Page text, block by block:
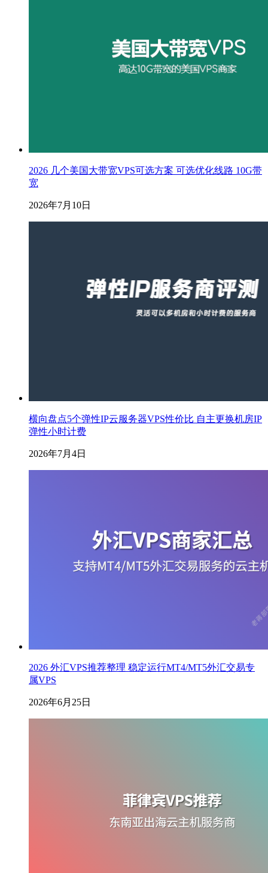
2026 几个美国大带宽VPS可选方案 可选优化线路 10G带
宽
2026年7月10日
横向盘点5个弹性IP云服务器VPS性价比 自主更换机房IP
弹性小时计费
2026年7月4日
2026 外汇VPS推荐整理 稳定运行MT4/MT5外汇交易专
属VPS
2026年6月25日